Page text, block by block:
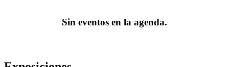
Sin eventos en la agenda.